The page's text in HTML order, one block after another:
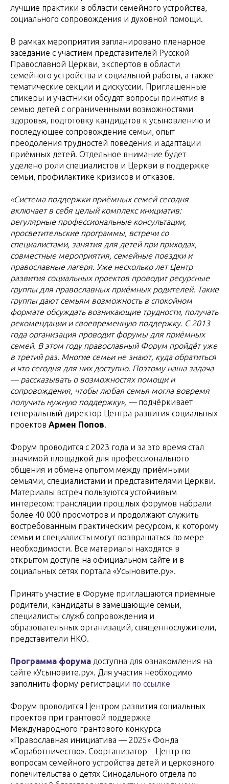
лучшие практики в области семейного устройства,
социального сопровождения и духовной помощи.
В рамках мероприятия запланировано пленарное
заседание с участием представителей Русской
Православной Церкви, экспертов в области
семейного устройства и социальной работы, а также
тематические секции и дискуссии. Приглашенные
спикеры и участники обсудят вопросы принятия в
семью детей с ограниченными возможностями
здоровья, подготовку кандидатов к усыновлению и
последующее сопровождение семьи, опыт
преодоления трудностей поведения и адаптации
приёмных детей. Отдельное внимание будет
уделено роли специалистов и Церкви в поддержке
семьи, профилактике кризисов и отказов.
«Система поддержки приёмных семей сегодня
включает в себя целый комплекс инициатив:
регулярные профессиональные консультации,
просветительские программы, встречи со
специалистами, занятия для детей при приходах,
совместные мероприятия, семейные поездки и
православные лагеря. Уже несколько лет Центр
развития социальных проектов проводит ресурсные
группы для православных приёмных родителей. Такие
группы дают семьям возможность в спокойном
формате обсуждать возникающие трудности, получать
рекомендации и своевременную поддержку. С 2013
года организация проводит форумы для приёмных
семей. В этом году православный Форум пройдёт уже
в третий раз. Многие семьи не знают, куда обратиться
и что сегодня для них доступно. Поэтому наша задача
— рассказывать о возможностях помощи и
сопровождения, чтобы любая семья могла вовремя
получить нужную поддержку», —подчёркивает
генеральный директор Центра развития социальных
проектов Армен Попов
Форум проводится с 2023 года и за это время стал
значимой площадкой для профессионального
общения и обмена опытом между приёмными
семьями, специалистами и представителями Церкви.
Материалы встреч пользуются устойчивым
интересом: трансляции прошлых форумов набрали
более 40 000 просмотров и продолжают служить
востребованным практическим ресурсом, к которому
семьи и специалисты могут возвращаться по мере
необходимости. Все материалы находятся в
открытом доступе на официальном сайте и в
социальных сетях портала «Усыновите.ру».
Принять участие в Форуме приглашаются приёмные
родители, кандидаты в замещающие семьи,
специалисты служб сопровождения и
образовательных организаций, священнослужители,
представители НКО.
Программа форума доступна для ознакомления на
сайте «Усыновите.ру». Для участия необходимо
заполнить форму регистрации по ссылке
Форум проводится Центром развития социальных
проектов при грантовой поддержке
Международного грантового конкурса
«Православная инициатива — 2025» Фонда
«Соработничество». Соорганизатор – Центр по
вопросам семейного устройства детей и церковного
попечительства о детях Синодального отдела по